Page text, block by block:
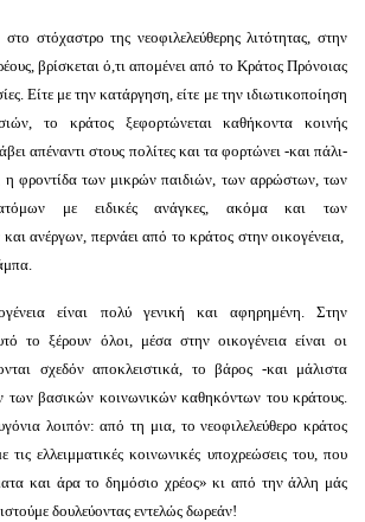
στόχαστρο της νεοφιλελεύθερης λιτότητας, στην
βρίσκεται ό,τι απομένει από το Κράτος Πρόνοιας
Είτε με την κατάργηση, είτε με την ιδιωτικοποίηση
το κράτος ξεφορτώνεται καθήκοντα κοινής
απέναντι στους πολίτες και τα φορτώνει -και πάλι-
η φροντίδα των μικρών παιδιών, των αρρώστων, των
με ειδικές ανάγκες, ακόμα και των
ανέργων, περνάει από το κράτος στην οικογένεια,
είναι πολύ γενική και αφηρημένη. Στην
το ξέρουν όλοι, μέσα στην οικογένεια είναι οι
σχεδόν αποκλειστικά, το βάρος -και μάλιστα
βασικών κοινωνικών καθηκόντων του κράτους.
λοιπόν: από τη μια, το νεοφιλελεύθερο κράτος
τις ελλειμματικές κοινωνικές υποχρεώσεις του, που
και άρα το δημόσιο χρέος» κι από την άλλη μάς
δουλεύοντας εντελώς δωρεάν!